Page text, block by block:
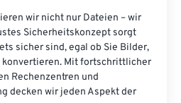
wir nicht nur Dateien – wir
Sicherheitskonzept sorgt
sicher sind, egal ob Sie Bilder,
konvertieren. Mit fortschrittlicher
Rechenzentren und
decken wir jeden Aspekt der